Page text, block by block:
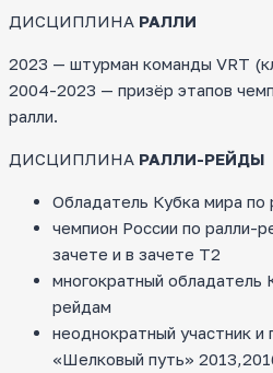
ДИСЦИПЛИНА РАЛЛИ
2023 — штурман команды VRT
2004-2023 — призёр этапов
ралли.
ДИСЦИПЛИНА РАЛЛИ-РЕЙДЫ
Обладатель Кубка мира
чемпион России по ралли-
зачете и в зачете Т2
многократный обладатель
рейдам
неоднократный участник и
«Шелковый путь»